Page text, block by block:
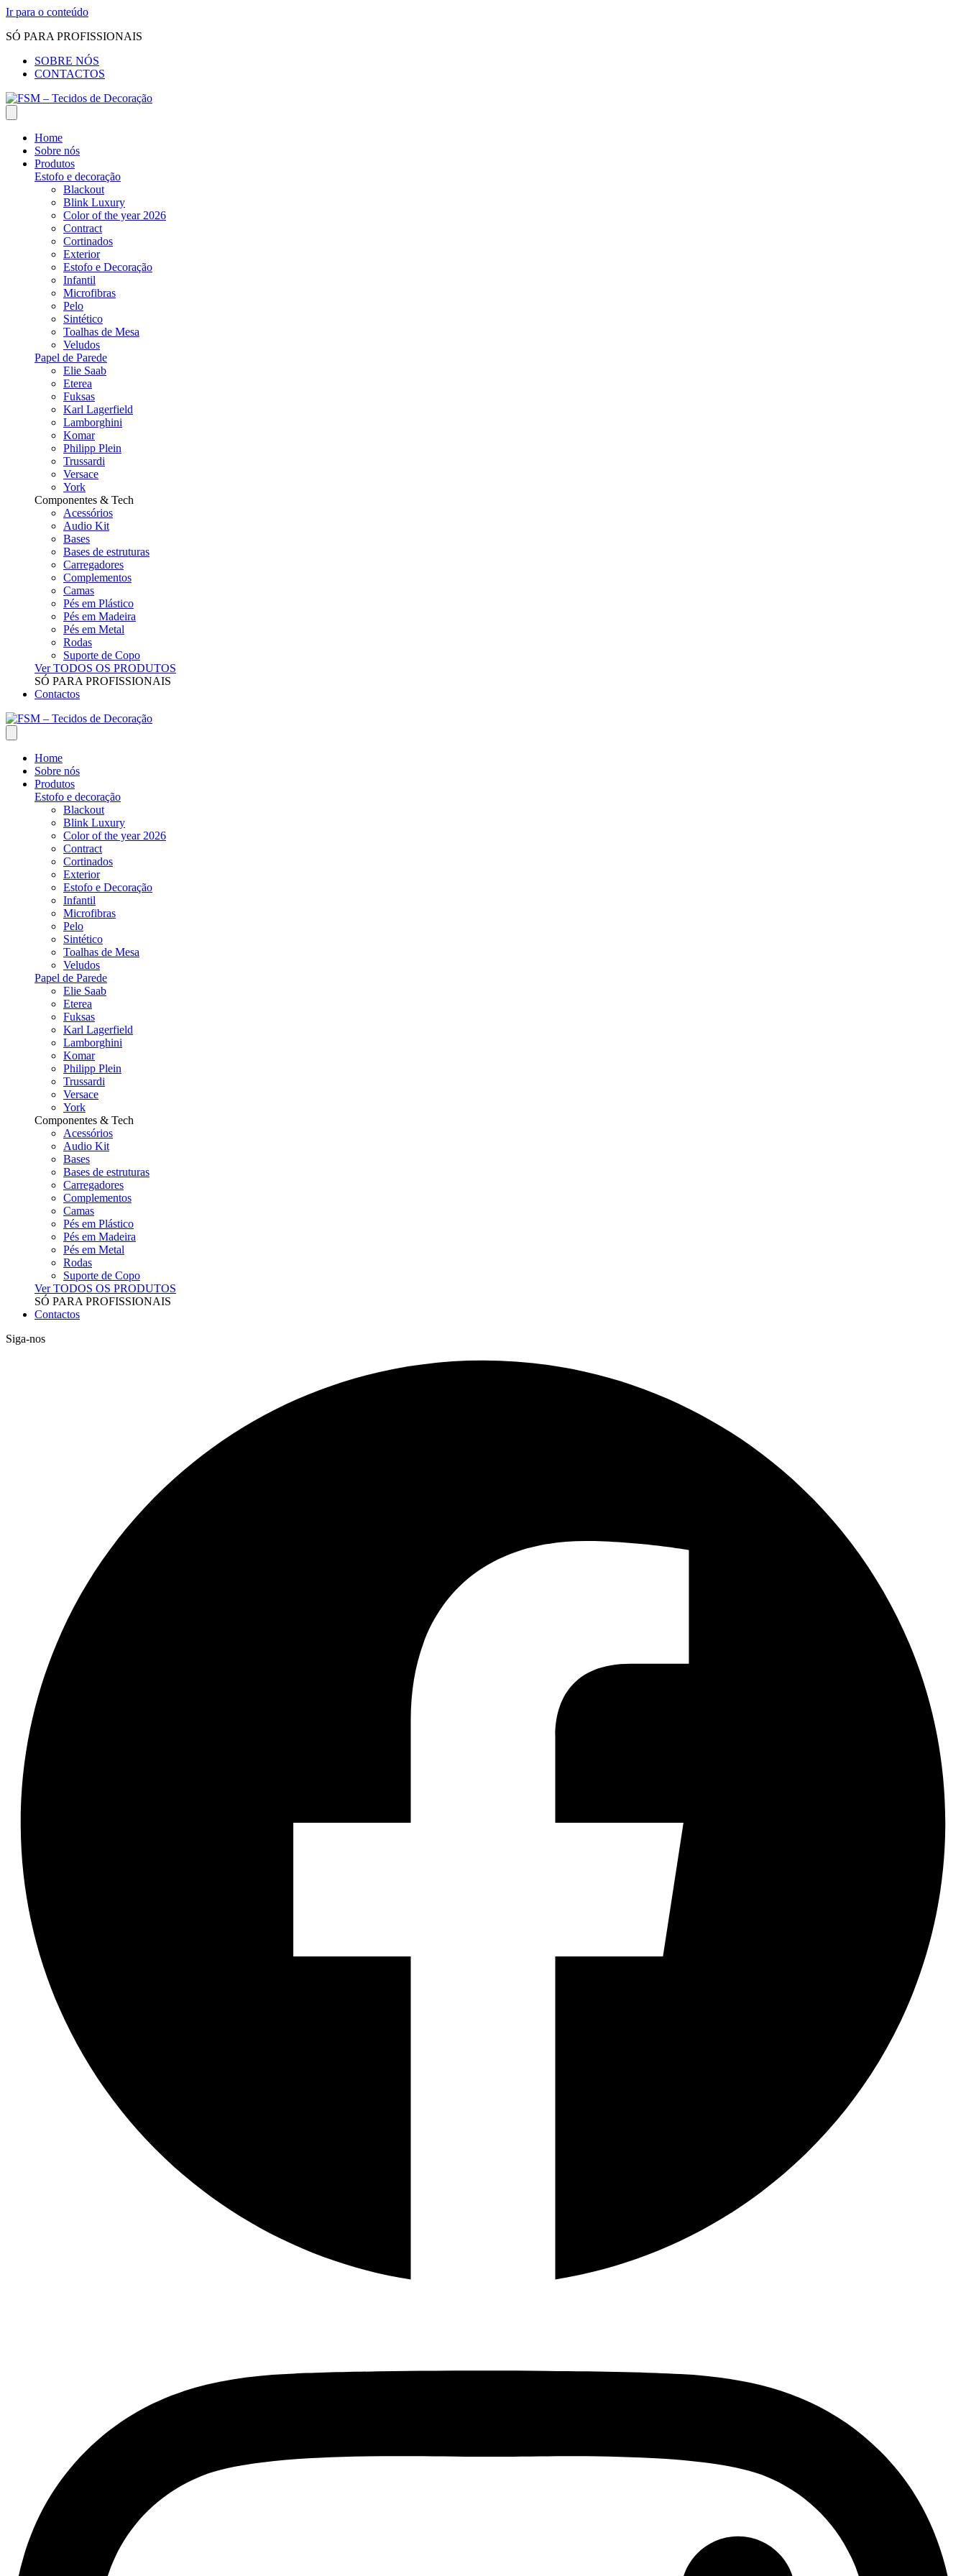
Ir para o conteúdo
SÓ PARA PROFISSIONAIS
SOBRE NÓS
CONTACTOS
Home
Sobre nós
Produtos
Estofo e decoração
Blackout
Blink Luxury
Color of the year 2026
Contract
Cortinados
Exterior
Estofo e Decoração
Infantil
Microfibras
Pelo
Sintético
Toalhas de Mesa
Veludos
Papel de Parede
Elie Saab
Eterea
Fuksas
Karl Lagerfield
Lamborghini
Komar
Philipp Plein
Trussardi
Versace
York
Componentes & Tech
Acessórios
Audio Kit
Bases
Bases de estruturas
Carregadores
Complementos
Camas
Pés em Plástico
Pés em Madeira
Pés em Metal
Rodas
Suporte de Copo
Ver TODOS OS PRODUTOS
SÓ PARA PROFISSIONAIS
Contactos
Home
Sobre nós
Produtos
Estofo e decoração
Blackout
Blink Luxury
Color of the year 2026
Contract
Cortinados
Exterior
Estofo e Decoração
Infantil
Microfibras
Pelo
Sintético
Toalhas de Mesa
Veludos
Papel de Parede
Elie Saab
Eterea
Fuksas
Karl Lagerfield
Lamborghini
Komar
Philipp Plein
Trussardi
Versace
York
Componentes & Tech
Acessórios
Audio Kit
Bases
Bases de estruturas
Carregadores
Complementos
Camas
Pés em Plástico
Pés em Madeira
Pés em Metal
Rodas
Suporte de Copo
Ver TODOS OS PRODUTOS
SÓ PARA PROFISSIONAIS
Contactos
Siga-nos